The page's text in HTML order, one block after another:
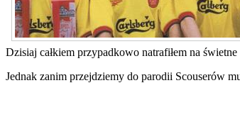
Dzisiaj całkiem przypadkowo natrafiłem na
Jednak zanim przejdziemy do parodii Scouserów